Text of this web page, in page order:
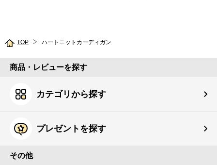
TOP ハートニットカーディガン
商品・レビューを探す
カテゴリから探す
プレゼントを探す
その他